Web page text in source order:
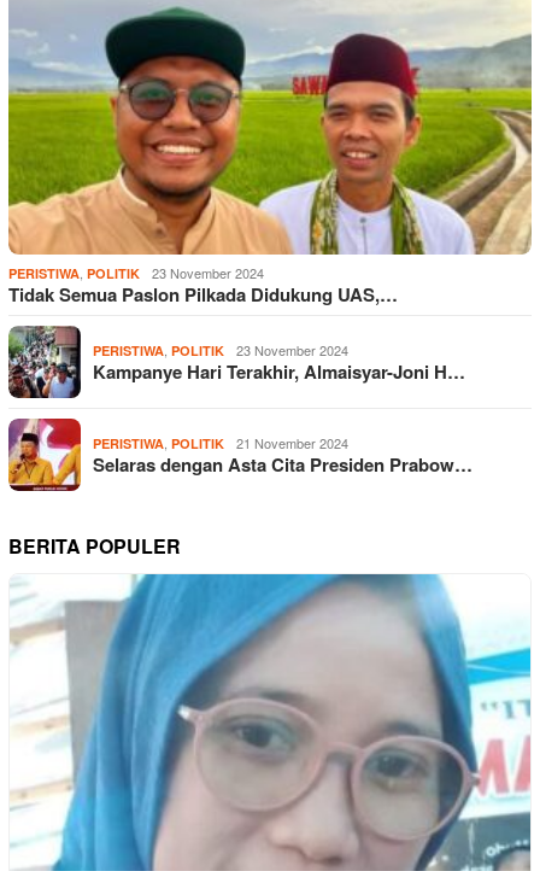
PERISTIWA, POLITIK 23 November 2024
Tidak Semua Paslon Pilkada Didukung UAS,…
PERISTIWA, POLITIK 23 November 2024
Kampanye Hari Terakhir, Almaisyar-Joni H…
PERISTIWA, POLITIK 21 November 2024
Selaras dengan Asta Cita Presiden Prabow…
BERITA POPULER